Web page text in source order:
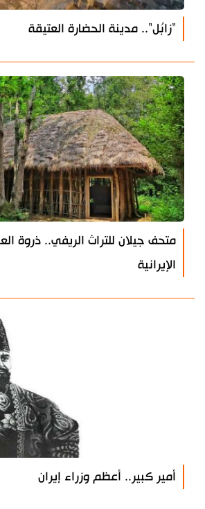
"زابُل".. مدينة الحضارة العتيقة
متحف جيلان للتراث الريفي.. ذروة
الإيرانية
أمير كبير.. أعظم وزراء إيران